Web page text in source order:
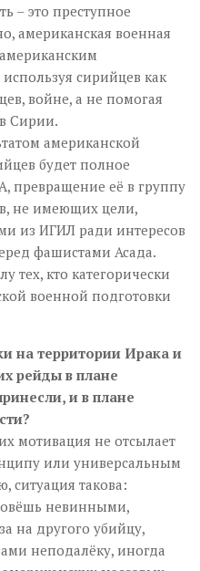
– это преступное
американская военная
сирийцев как
войне, а не помогая
Сирии.
американской
будет полное
превращение её в группу
не имеющих цели,
из ИГИЛ ради интересов
фашистами Асада.
тех, кто категорически
военной подготовки
на территории Ирака и
рейды в плане
и в плане
мотивация не отсылает
или универсальным
ситуация такова:
невинными,
на другого убийцу,
неподалёку, иногда